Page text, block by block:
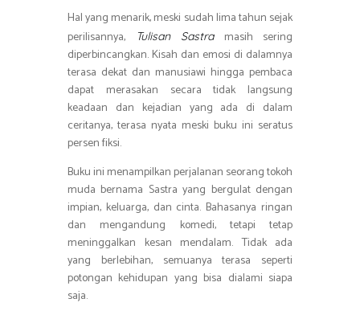
Hal yang menarik, meski sudah lima tahun sejak
perilisannya,
Tulisan Sastramasih sering
diperbincangkan. Kisah dan emosi di dalamnya
terasa dekat dan manusiawi hingga pembaca
dapat merasakan secara tidak langsung
keadaan dan kejadian yang ada di dalam
ceritanya, terasa nyata meski buku ini seratus
persen fiksi.
Buku ini menampilkan perjalanan seorang tokoh
muda bernama Sastra yang bergulat dengan
impian, keluarga, dan cinta. Bahasanya ringan
dan mengandung komedi, tetapi tetap
meninggalkan kesan mendalam. Tidak ada
yang berlebihan, semuanya terasa seperti
potongan kehidupan yang bisa dialami siapa
saja.